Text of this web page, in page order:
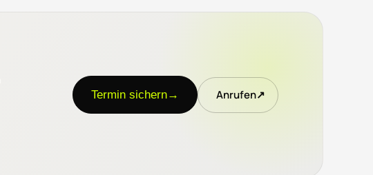
Termin sichern→ Anrufen↗